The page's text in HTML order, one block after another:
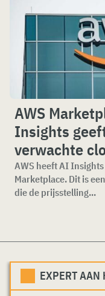
AWS
Insights
verwachte
AWS heeft AI
Marketplace. Dit is
die de prijsstelling...
EXPERT AAN